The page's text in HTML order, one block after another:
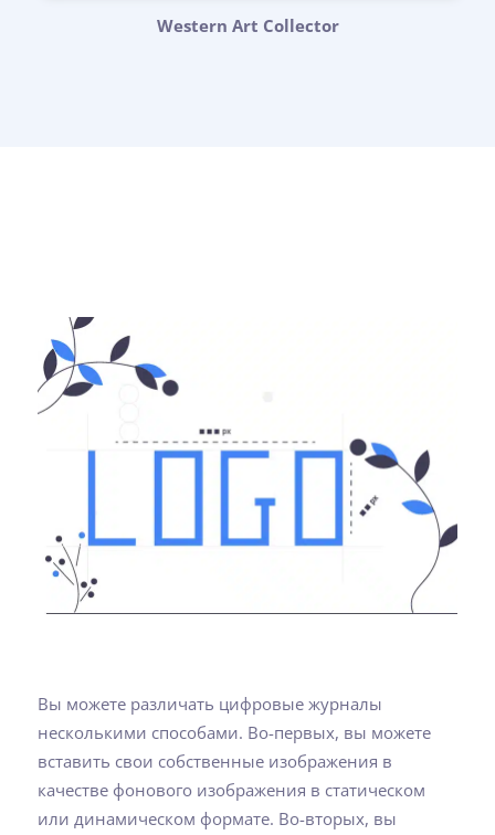
Western Art Collector
Вы можете различать цифровые журналы
несколькими способами. Во-первых, вы можете
вставить свои собственные изображения в
качестве фонового изображения в статическом
или динамическом формате. Во-вторых, вы